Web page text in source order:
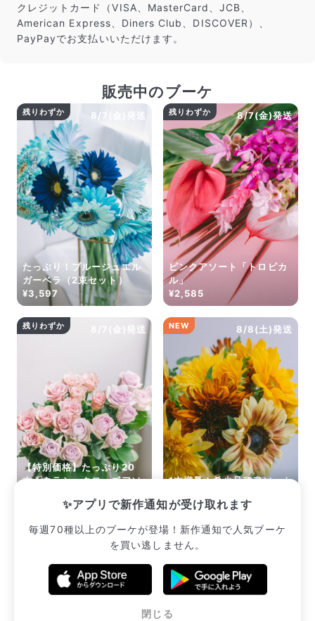
の目でチェックをしています。
よくある質問
Q. 毎月自動でお花が届くサービスですか？
いいえ、毎月自動でお届けするサービスではありません。好
きな時に好きな花をご注文いただけます。
Q. 配送できないエリアはありますか？
ただいま沖縄・離島エリアへの配送には対応しておりませ
ん。ご了承ください。
Q. 配送日時は指定できますか？
お花をベストなタイミングで発送しているため、お届け日の
指定はできません。受け取り時間帯は、発送後にクロネコヤ
マトのアプリから変更可能です。
Q. 注文後にキャンセルできますか？
ご注文後一定時間内であればキャンセル可能です。
クレジットカード（VISA、MasterCard、JCB、
American Express、Diners Club、DISCOVER）、
PayPayでお支払いいただけます。
✨アプリで新作通知が受け取れます
毎週70種以上のブーケが登場！新作通知で人気ブーケ
を買い逃しません。
閉じる
販売中のブーケ
8/7(金)発送
残りわずか
たっぷり！ブルージュエル
ガーベラ（2束セット）
¥3,597
8/7(金)発送
残りわずか
ピンクアソート「トロピカ
ル」
¥2,585
8/7(金)発送
残りわずか
【特別価格】たっぷり20
本！クラシックローズアソ
8/8(土)発送
NEW
1本増量！希少品種アソート
¥2,552
販売中のブーケ一覧へ